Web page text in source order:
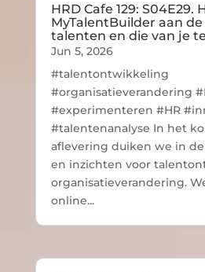
HRD Cafe 129: S04E29.
MyTalentBuilder aan
talenten en die van je
Jun 5, 2026
#talentontwikkeling
#organisatieverandering
#experimenteren #HR
#talentenanalyse In het
aflevering duiken we in
en inzichten voor
organisatieverandering.
online...